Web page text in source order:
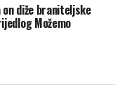
on diže braniteljske
Možemo